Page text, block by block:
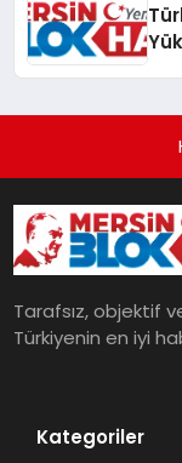
Tarafsız, objektif
Türkiyenin en iyi
Kategoriler